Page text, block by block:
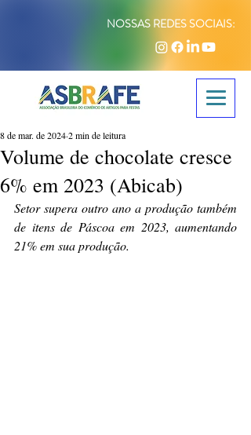
NOSSAS REDES SOCIAIS:
Volume de chocolate cresce
6% em 2023 (Abicab)
8 de mar. de 20242 min de leitura
Setor supera outro ano a produção também
de itens de Páscoa em 2023, aumentando
21% em sua produção.